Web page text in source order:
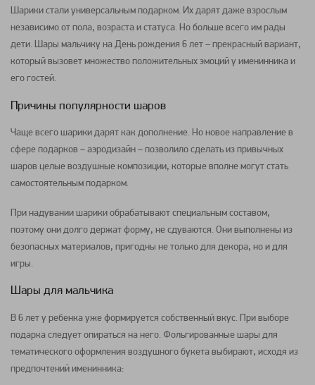
Шарики стали универсальным подарком. Их дарят даже взрослым
независимо от пола, возраста и статуса. Но больше всего им рады
дети. Шары мальчику на День рождения 6 лет – прекрасный вариант,
который вызовет множество положительных эмоций у именинника и
его гостей.
Причины популярности шаров
Чаще всего шарики дарят как дополнение. Но новое направление в
сфере подарков – аэродизайн – позволило сделать из привычных
шаров целые воздушные композиции, которые вполне могут стать
самостоятельным подарком.
При надувании шарики обрабатывают специальным составом,
поэтому они долго держат форму, не сдуваются. Они выполнены из
безопасных материалов, пригодны не только для декора, но и для
игры.
Шары для мальчика
В 6 лет у ребенка уже формируется собственный вкус. При выборе
подарка следует опираться на него. Фольгированные шары для
тематического оформления воздушного букета выбирают, исходя из
предпочтений именинника: